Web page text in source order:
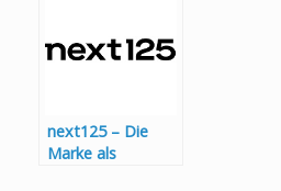
next125 – Die
Marke als